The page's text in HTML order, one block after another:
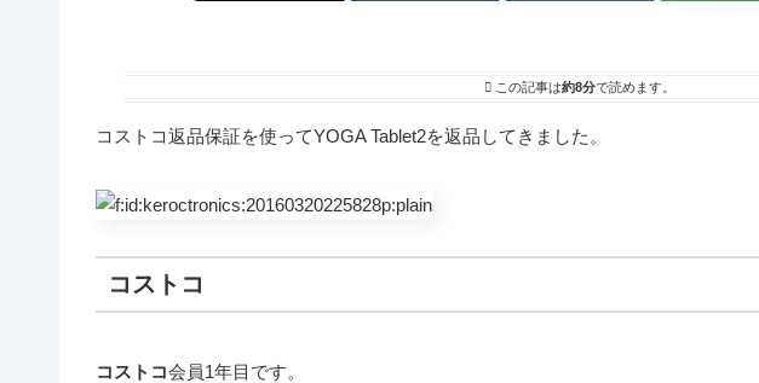
この記事は約8分で読めます。
コストコ返品保証を使ってYOGA Tablet2を返品してきました。
コストコ
コストコ会員1年目です。